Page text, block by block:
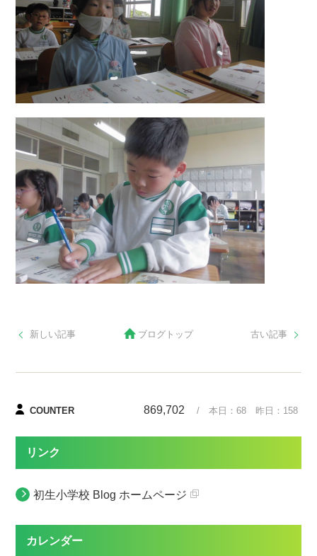
新しい記事 古い記事
ブログトップ
COUNTER 869,702 / 本日： 68昨日： 158
リンク
初生小学校 Blog ホームページ
カレンダー